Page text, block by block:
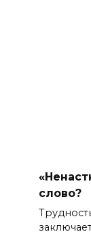
слово?